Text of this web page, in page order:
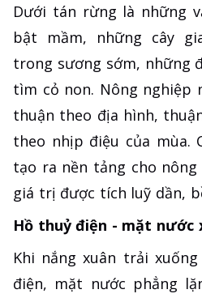
Dưới tán rừng là những
bật mầm, những cây
trong sương sớm, những
tìm cỏ non. Nông nghiệp
thuận theo địa hình,
theo nhịp điệu của mùa.
tạo ra nền tảng cho
giá trị được tích luỹ dần,
Hồ thuỷ điện - mặt nước
Khi nắng xuân trải
điện, mặt nước phẳng